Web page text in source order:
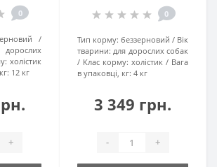
0
дорослих
холістик
12 кг
+
0
Тип корму: беззерновий
Вік
тварини: для дорослих собак
Клас корму: холістик
Вага
в упаковці, кг: 4 кг
3 349 грн.
- +